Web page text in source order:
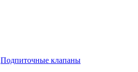
Подпиточные клапаны